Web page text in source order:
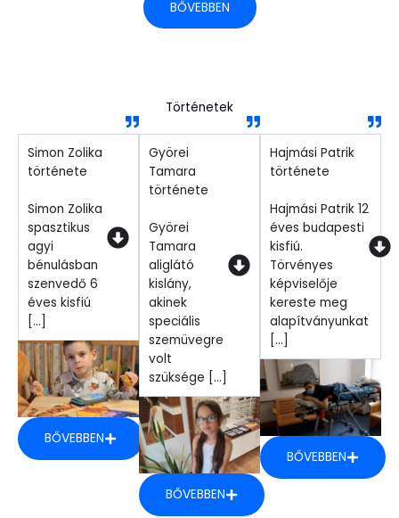
BŐVEBBEN
Történetek
Simon Zolika
története
Simon Zolika
spasztikus
agyi
bénulásban
szenvedő 6
éves kisfiú
[...]
BŐVEBBEN
Györei
Tamara
története
Györei
Tamara
aliglátó
kislány,
akinek
speciális
szemüvegre
volt
szüksége [...]
BŐVEBBEN
Hajmási Patrik
története
Hajmási Patrik 12
éves budapesti
kisfiú.
Törvényes
képviselője
kereste meg
alapítványunkat
[...]
BŐVEBBEN